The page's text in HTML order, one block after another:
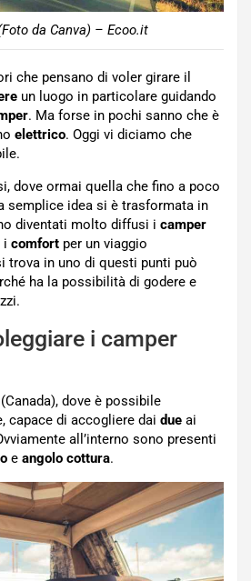
da Canva) – Ecoo.it
che pensano di voler girare il
un luogo in particolare guidando
. Ma forse in pochi sanno che è
elettrico. Oggi vi diciamo che
dove ormai quella che fino a poco
semplice idea si è trasformata in
diventati molto diffusi i camper
i comfort per un viaggio
trova in uno di questi punti può
ha la possibilità di godere e
i camper
(Canada), dove è possibile
capace di accogliere dai due ai
all’interno sono presenti
e angolo cottura.